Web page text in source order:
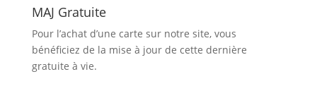
MAJ Gratuite
Pour l’achat d’une carte sur notre site, vous
bénéficiez de la mise à jour de cette dernière
gratuite à vie.